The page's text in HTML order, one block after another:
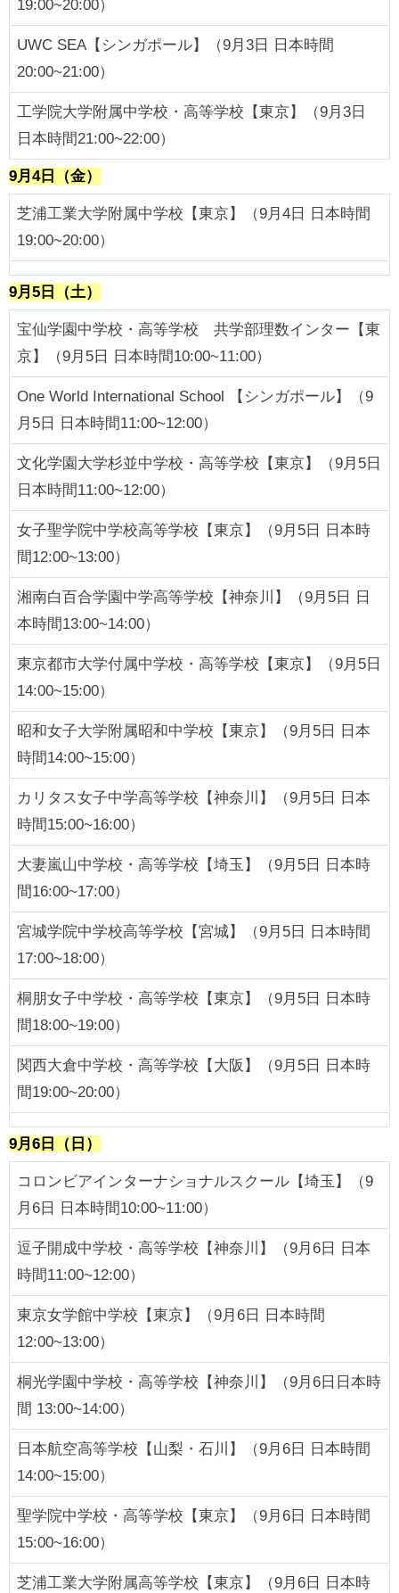
19:00~20:00）
UWC SEA【シンガポール】（9月3日 日本時間
20:00~21:00）
工学院大学附属中学校・高等学校【東京】（9月3日
日本時間21:00~22:00）
9月4日（金）
芝浦工業大学附属中学校【東京】（9月4日 日本時間
19:00~20:00）
9月5日（土）
宝仙学園中学校・高等学校 共学部理数インター【東
京】（9月5日 日本時間10:00~11:00）
One World International School 【シンガポール】（9
月5日 日本時間11:00~12:00）
文化学園大学杉並中学校・高等学校【東京】（9月5日
日本時間11:00~12:00）
女子聖学院中学校高等学校【東京】（9月5日 日本時
間12:00~13:00）
湘南白百合学園中学高等学校【神奈川】（9月5日 日
本時間13:00~14:00）
東京都市大学付属中学校・高等学校【東京】（9月5日
14:00~15:00）
昭和女子大学附属昭和中学校【東京】（9月5日 日本
時間14:00~15:00）
カリタス女子中学高等学校【神奈川】（9月5日 日本
時間15:00~16:00）
大妻嵐山中学校・高等学校【埼玉】（9月5日 日本時
間16:00~17:00）
宮城学院中学校高等学校【宮城】（9月5日 日本時間
17:00~18:00）
桐朋女子中学校・高等学校【東京】（9月5日 日本時
間18:00~19:00）
関西大倉中学校・高等学校【大阪】（9月5日 日本時
間19:00~20:00）
9月6日（日）
コロンビアインターナショナルスクール【埼玉】（9
月6日 日本時間10:00~11:00）
逗子開成中学校・高等学校【神奈川】（9月6日 日本
時間11:00~12:00）
東京女学館中学校【東京】（9月6日 日本時間
12:00~13:00）
桐光学園中学校・高等学校【神奈川】（9月6日日本時
間 13:00~14:00）
日本航空高等学校【山梨・石川】（9月6日 日本時間
14:00~15:00）
聖学院中学校・高等学校【東京】（9月6日 日本時間
15:00~16:00）
芝浦工業大学附属高等学校【東京】（9月6日 日本時